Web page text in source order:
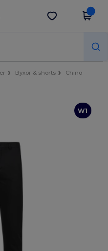
Hämta app
Byxor & shorts
Chino
W1